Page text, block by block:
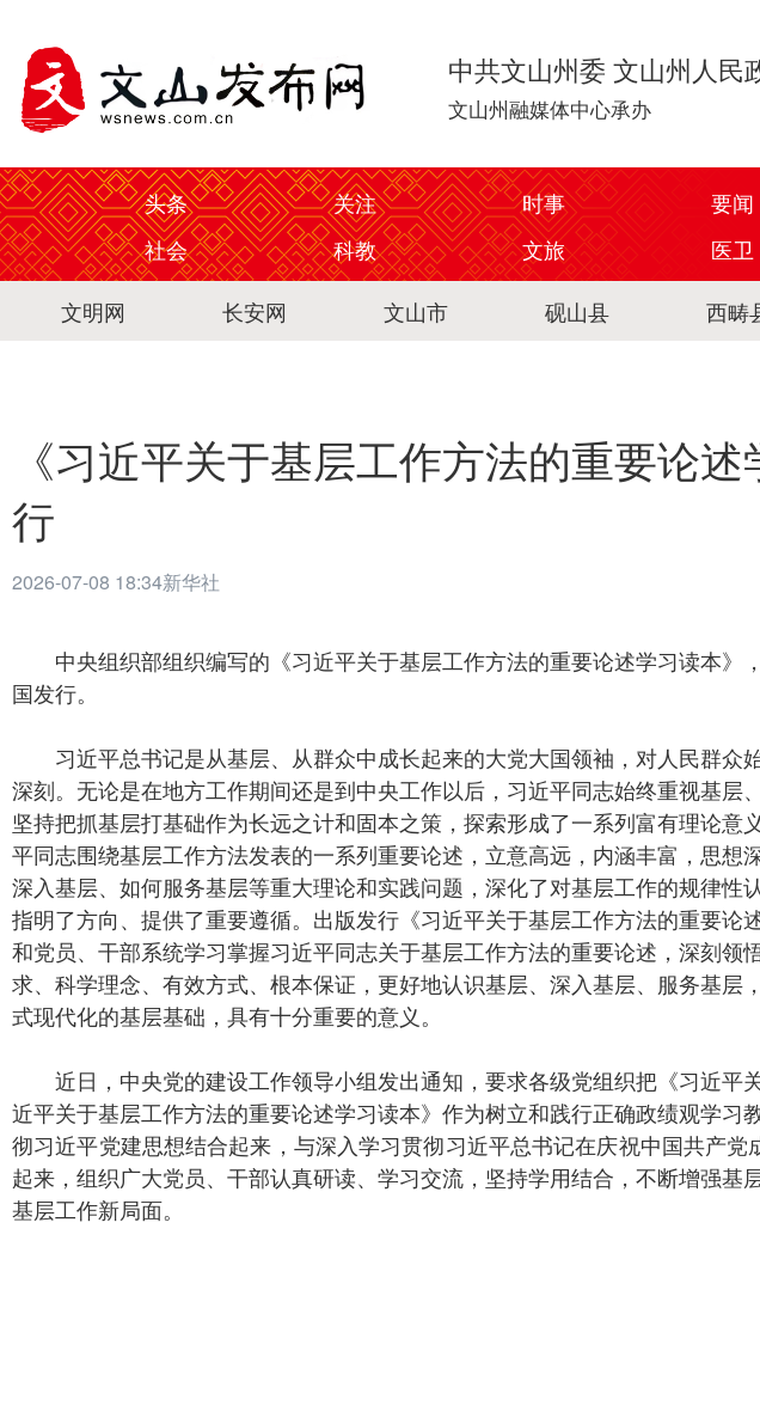
中共文山州委 文山州人民
文山州融媒体中心承办
头条
关注 时事 要闻
社会
科教 文旅 医卫
文明网
长安网 文山市 砚山县 西畴
《习近平关于基层工作方法的重要论
行
2026-07-08 18:34新华社
中央组织部组织编写的《习近平关于基层工作方法的重要论述学习读本》
国发行。
习近平总书记是从基层、从群众中成长起来的大党大国领袖，对人民群众
深刻。无论是在地方工作期间还是到中央工作以后，习近平同志始终重视基层
坚持把抓基层打基础作为长远之计和固本之策，探索形成了一系列富有理论意
平同志围绕基层工作方法发表的一系列重要论述，立意高远，内涵丰富，思想
深入基层、如何服务基层等重大理论和实践问题，深化了对基层工作的规律性
指明了方向、提供了重要遵循。出版发行《习近平关于基层工作方法的重要论
和党员、干部系统学习掌握习近平同志关于基层工作方法的重要论述，深刻领
求、科学理念、有效方式、根本保证，更好地认识基层、深入基层、服务基层
式现代化的基层基础，具有十分重要的意义。
近日，中央党的建设工作领导小组发出通知，要求各级党组织把《习近平
近平关于基层工作方法的重要论述学习读本》作为树立和践行正确政绩观学习
彻习近平党建思想结合起来，与深入学习贯彻习近平总书记在庆祝中国共产
起来，组织广大党员、干部认真研读、学习交流，坚持学用结合，不断增强基
基层工作新局面。